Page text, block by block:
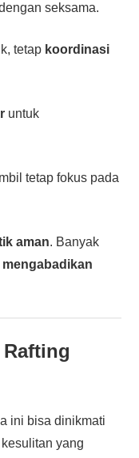
seksama.
tetap koordinasi
untuk
tetap fokus pada
aman. Banyak
mengabadikan
Rafting
ini bisa dinikmati
yang